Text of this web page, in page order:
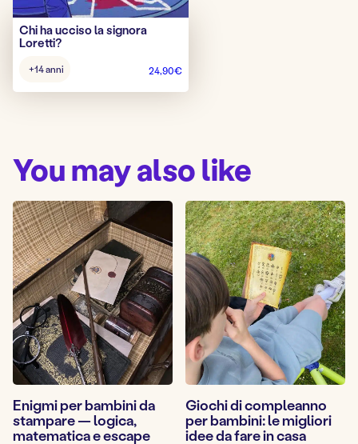
Chi ha ucciso la signora
Loretti?
d’età:
+14 anni 24,90€
You may also like
Enigmi per bambini da
stampare — logica,
matematica e escape
Giochi di compleanno
per bambini: le migliori
idee da fare in casa